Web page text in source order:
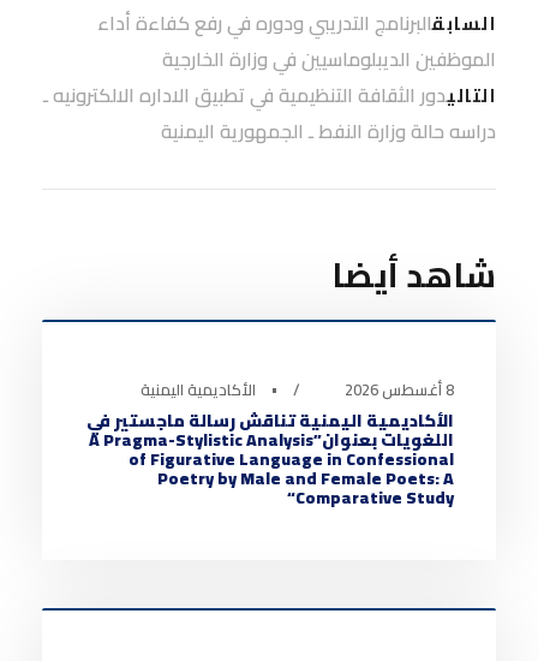
السابقالبرنامج التدريبي ودوره في رفع كفاءة أداء
الموظفين الديبلوماسيين في وزارة الخارجية
التاليدور الثقافة التنظيمية في تطبيق الاداره الالكترونيه ـ
دراسه حالة وزارة النفط ـ الجمهورية اليمنية
شاهد أيضا
أخبار الأكاديمية
8 أغسطس 2026 • الأكاديمية اليمنية
الأكاديمية اليمنية تناقش رسالة ماجستير في
اللغويات بعنوان”A Pragma-Stylistic Analysis
of Figurative Language in Confessional
Poetry by Male and Female Poets: A
Comparative Study“